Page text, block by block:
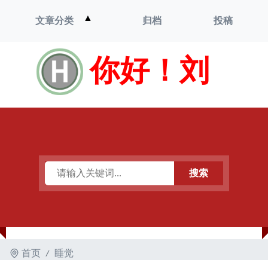
你好！刘
文章分类 ▲
单
归档 投稿
搜索
首页 睡觉